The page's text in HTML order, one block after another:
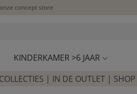
concept store
KINDERKAMER >6 JAAR
| IN DE OUTLET |